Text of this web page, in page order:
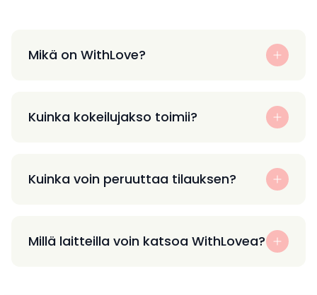
Mikä on WithLove?
Kuinka kokeilujakso toimii?
Kuinka voin peruuttaa tilauksen?
Millä laitteilla voin katsoa WithLovea?